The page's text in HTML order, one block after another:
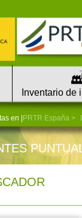
Inventario de
en | PRTR España